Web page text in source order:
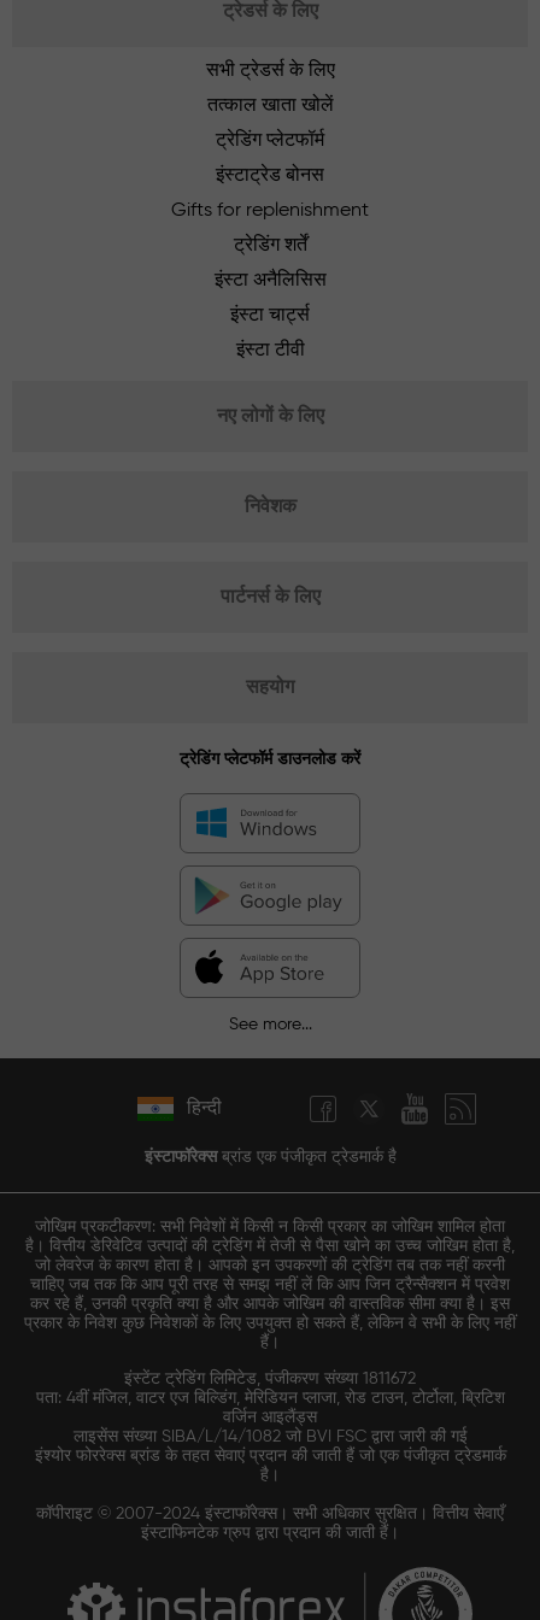
ट्रेडर्स के लिए
सभी ट्रेडर्स के लिए
तत्काल खाता खोलें
ट्रेडिंग प्लेटफॉर्म
इंस्टाट्रेड बोनस
Gifts for replenishment
ट्रेडिंग शर्तें
इंस्टा अनैलिसिस
इंस्टा चार्ट्स
इंस्टा टीवी
नए लोगों के लिए
निवेशक
पार्टनर्स के लिए
सहयोग
ट्रेडिंग प्लेटफॉर्म डाउनलोड करें
See more...
हिन्दी
इंस्टाफॉरेक्सब्रांड एक पंजीकृत ट्रेडमार्क है
जोखिम प्रकटीकरण: सभी निवेशों में किसी न किसी प्रकार का जोखिम शामिल होता
है। वित्तीय डेरिवेटिव उत्पादों की ट्रेडिंग में तेजी से पैसा खोने का उच्च जोखिम होता है,
जो लेवरेज के कारण होता है। आपको इन उपकरणों की ट्रेडिंग तब तक नहीं करनी
चाहिए जब तक कि आप पूरी तरह से समझ नहीं लें कि आप जिन ट्रैन्सैक्शन में प्रवेश
कर रहे हैं, उनकी प्रकृति क्या है और आपके जोखिम की वास्तविक सीमा क्या है। इस
प्रकार के निवेश कुछ निवेशकों के लिए उपयुक्त हो सकते हैं, लेकिन वे सभी के लिए नहीं
हैं।
इंस्टेंट ट्रेडिंग लिमिटेड, पंजीकरण संख्या 1811672
पता: 4वीं मंजिल, वाटर एज बिल्डिंग, मेरिडियन प्लाजा, रोड टाउन, टोर्टोला, ब्रिटिश
वर्जिन आइलैंड्स
लाइसेंस संख्या SIBA/L/14/1082 जो BVI FSC द्वारा जारी की गई
इंश्योर फोररेक्स ब्रांड के तहत सेवाएं प्रदान की जाती हैं जो एक पंजीकृत ट्रेडमार्क
है।
कॉपीराइट © 2007-2024 इंस्टाफॉरेक्स। सभी अधिकार सुरक्षित। वित्तीय सेवाएँ
इंस्टाफिनटेक ग्रुप द्वारा प्रदान की जाती हैं।